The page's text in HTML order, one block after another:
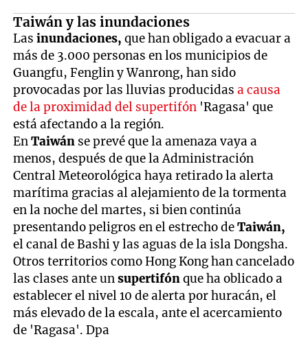
Taiwán y las inundaciones
Lasinundaciones, que han obligado a evacuar a
más de 3.000 personas en los municipios de
Guangfu, Fenglin y Wanrong, han sido
provocadas por las lluvias producidasa causa
de la proximidad del supertifón 'Ragasa' que
está afectando a la región.
EnTaiwán se prevé que la amenaza vaya a
menos, después de que la Administración
Central Meteorológica haya retirado la alerta
marítima gracias al alejamiento de la tormenta
en la noche del martes, si bien continúa
presentando peligros en el estrecho deTaiwán,
el canal de Bashi y las aguas de la isla Dongsha.
Otros territorios como Hong Kong han cancelado
las clases ante unsupertifónque ha oblicado a
establecer el nivel 10 de alerta por huracán, el
más elevado de la escala, ante el acercamiento
de 'Ragasa'. Dpa